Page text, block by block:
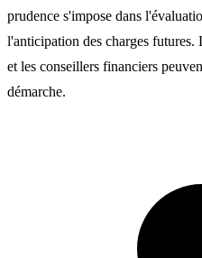
prudence s'impose dans
l'anticipation des charges
et les conseillers financiers
démarche.